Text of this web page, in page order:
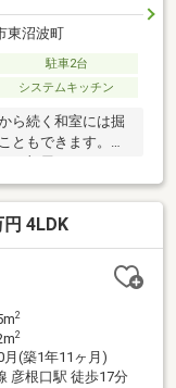
東沼波町
駐車2台
システムキッチン
ら続く和室には掘
ともできます。広
お部屋をスッキリ
4LDK
2
2
月(築1年11ヶ月)
彦根口駅 徒歩17分